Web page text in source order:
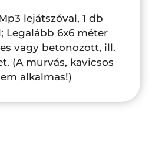
lejátszóval, 1 db
Legalább 6x6 méter
vagy betonozott, ill.
(A murvás, kavicsos
alkalmas!)